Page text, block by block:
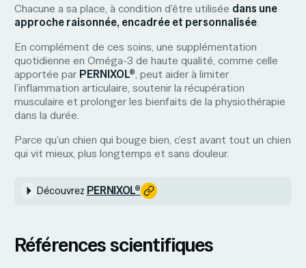
Chacune a sa place, à condition d’être utilisée dans une
approche raisonnée, encadrée et personnalisée.
En complément de ces soins, une supplémentation
quotidienne en Oméga-3 de haute qualité, comme celle
apportée par PERNIXOL®, peut aider à limiter
l’inflammation articulaire, soutenir la récupération
musculaire et prolonger les bienfaits de la physiothérapie
dans la durée.
Parce qu’un chien qui bouge bien, c’est avant tout un chien
qui vit mieux, plus longtemps et sans douleur.
Découvrez PERNIXOL®
Références scientifiques